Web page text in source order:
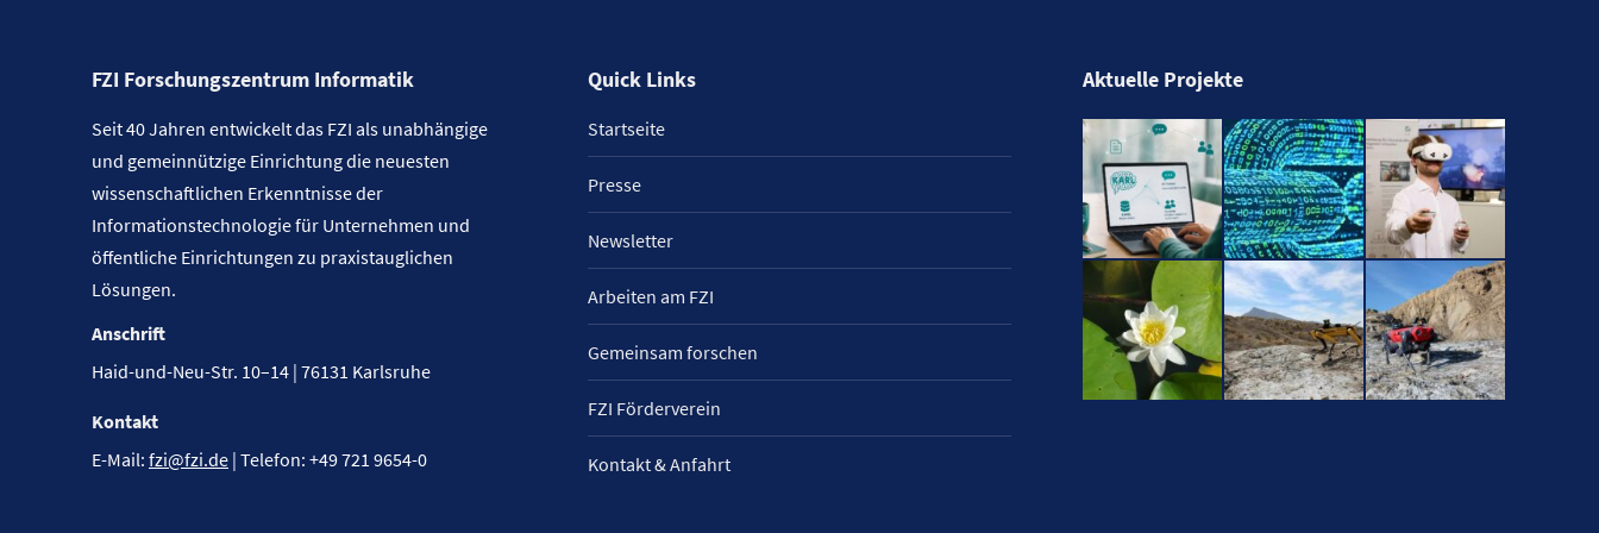
FZI Forschungszentrum Informatik
Seit 40 Jahren entwickelt das FZI als unabhängige
und gemeinnützige Einrichtung die neuesten
wissenschaftlichen Erkenntnisse der
Informationstechnologie für Unternehmen und
öffentliche Einrichtungen zu praxistauglichen
Lösungen.
Anschrift
Haid-und-Neu-Str. 10–14 | 76131 Karlsruhe
Kontakt
E-Mail: fzi@fzi.de | Telefon: +49 721 9654-0
Quick Links
Startseite
Presse
Newsletter
Arbeiten am FZI
Gemeinsam forschen
FZI Förderverein
Kontakt & Anfahrt
Aktuelle Projekte